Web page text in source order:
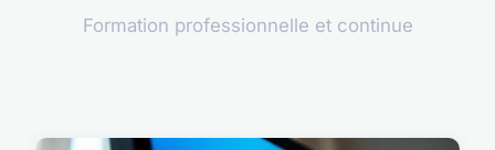
Formation professionnelle et continue